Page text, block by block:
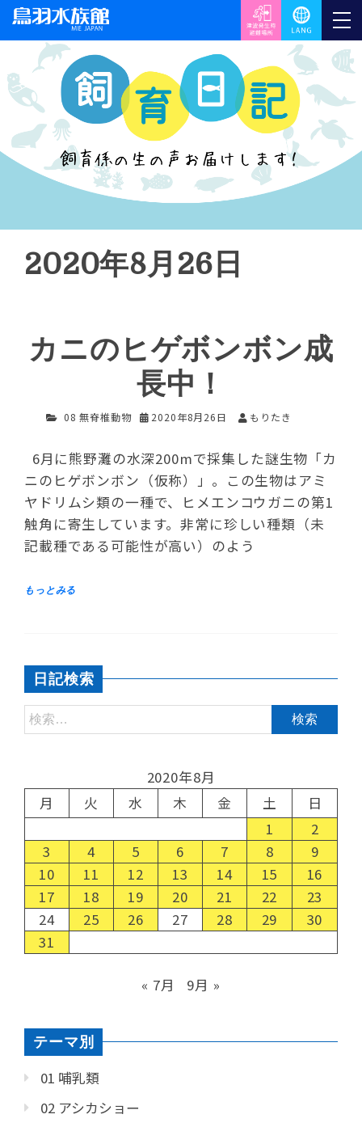
2020年8月26日
カニのヒゲボンボン成
長中！
08 無脊椎動物 2020年8月26日 もりたき
6月に熊野灘の水深200mで採集した謎生物「カ
ニのヒゲボンボン（仮称）」。この生物はアミ
ヤドリムシ類の一種で、ヒメエンコウガニの第1
触角に寄生しています。非常に珍しい種類（未
記載種である可能性が高い）のよう
日記検索
2020年8月
月
火 水 木 金 土
日
1
2
3
4 5 6 7 8
9
10
11 12 13 14 15
16
17
18 19 20 21 22
23
24
25 26 27 28 29
30
31
« 7月 9月 »
テーマ別
01 哺乳類
02 アシカショー